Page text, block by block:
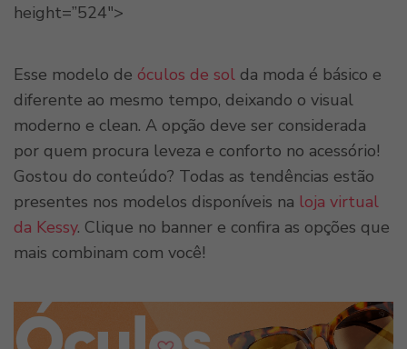
height=”524″>
Esse modelo de óculos de sol da moda é básico e
diferente ao mesmo tempo, deixando o visual
moderno e clean. A opção deve ser considerada
por quem procura leveza e conforto no acessório!
Gostou do conteúdo? Todas as tendências estão
presentes nos modelos disponíveis na loja virtual
da Kessy. Clique no banner e confira as opções que
mais combinam com você!